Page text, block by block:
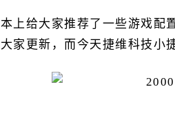
上给大家推荐了一些游戏配
家更新，而今天捷维科技小